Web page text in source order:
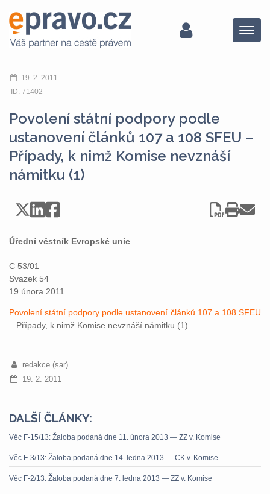
Menu
19. 2. 2011
ID: 71402
Povolení státní podpory podle
ustanovení článků 107 a 108 SFEU –
Případy, k nimž Komise nevznáší
námitku (1)
Úřední věstník Evropské unie
C 53/01
Svazek 54
19.února 2011
Povolení státní podpory podle ustanovení článků 107 a 108 SFEU
– Případy, k nimž Komise nevznáší námitku (1)
redakce (sar)
19. 2. 2011
DALŠÍ ČLÁNKY:
Věc F-15/13: Žaloba podaná dne 11. února 2013 — ZZ v. Komise
Věc F-3/13: Žaloba podaná dne 14. ledna 2013 — CK v. Komise
Věc F-2/13: Žaloba podaná dne 7. ledna 2013 — ZZ v. Komise